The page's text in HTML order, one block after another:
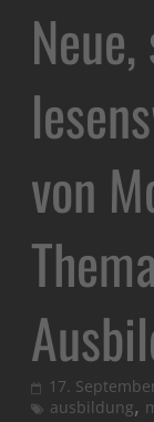
von
17.
ausbildung,